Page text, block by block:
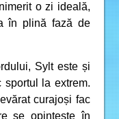
o zi ideală,
în plină fază de
Sylt este și
sportul la extrem.
curajoși fac
se opintește în